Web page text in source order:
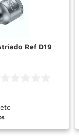
Ref D19
COMPRAR